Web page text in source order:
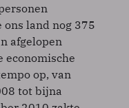
ons land nog 375
afgelopen
economische
op, van
tot bijna